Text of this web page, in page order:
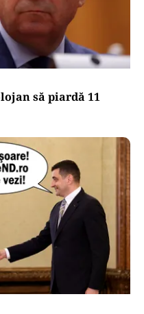
să piardă 11